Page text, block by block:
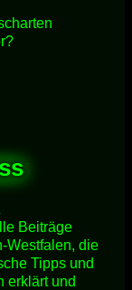
Beiträge
Westfalen, die
Tipps und
erklärt und